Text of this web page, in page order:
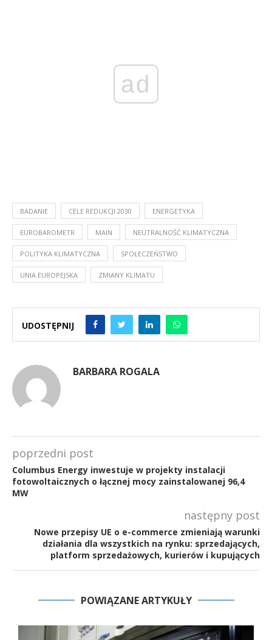
ad
BADANIE CELE REDUKCJI 2030 ENERGETYKA
EUROBAROMETR MAIN NEUTRALNOŚĆ KLIMATYCZNA
POLITYKA KLIMATYCZNA SPOŁECZEŃSTWO
UNIA EUROPEJSKA ZMIANY KLIMATU
UDOSTĘPNIJ
BARBARA ROGALA
poprzedni post
Columbus Energy inwestuje w projekty instalacji
fotowoltaicznych o łącznej mocy zainstalowanej 96,4
MW
następny post
Nowe przepisy UE o e-commerce zmieniają warunki
działania dla wszystkich na rynku: sprzedających,
platform sprzedażowych, kurierów i kupujących
POWIĄZANE ARTYKUŁY